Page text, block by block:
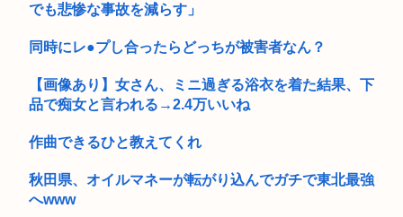
でも悲惨な事故を減らす」
同時にレ●プし合ったらどっちが被害者なん？
【画像あり】女さん、ミニ過ぎる浴衣を着た結果、下
品で痴女と言われる→2.4万いいね
作曲できるひと教えてくれ
秋田県、オイルマネーが転がり込んでガチで東北最強
へwww